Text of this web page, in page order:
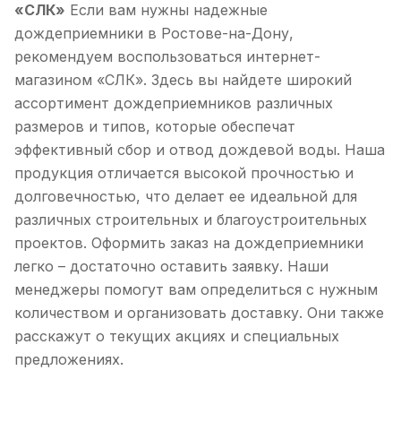
«СЛК» Если вам нужны надежные
дождеприемники в Ростове-на-Дону,
рекомендуем воспользоваться интернет-
магазином «СЛК». Здесь вы найдете широкий
ассортимент дождеприемников различных
размеров и типов, которые обеспечат
эффективный сбор и отвод дождевой воды. Наша
продукция отличается высокой прочностью и
долговечностью, что делает ее идеальной для
различных строительных и благоустроительных
проектов. Оформить заказ на дождеприемники
легко – достаточно оставить заявку. Наши
менеджеры помогут вам определиться с нужным
количеством и организовать доставку. Они также
расскажут о текущих акциях и специальных
предложениях.